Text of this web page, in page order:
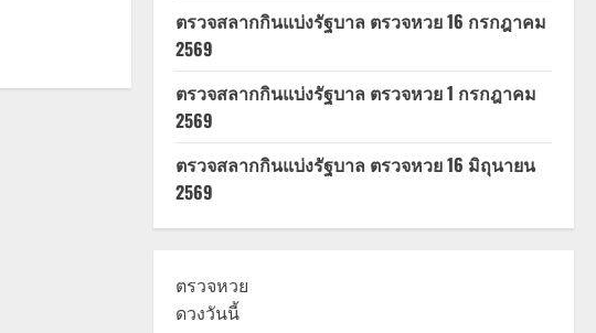
ตรวจสลากกินแบ่งรัฐบาล ตรวจหวย 16 กรกฎาคม
2569
ตรวจสลากกินแบ่งรัฐบาล ตรวจหวย 1 กรกฎาคม
2569
ตรวจสลากกินแบ่งรัฐบาล ตรวจหวย 16 มิถุนายน
2569
ตรวจหวย
ดวงวันนี้